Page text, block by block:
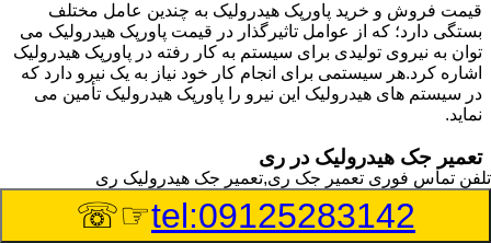
قیمت فروش و خرید پاورپک هیدرولیک به چندین عامل مختلف
بستگی دارد؛ که از عوامل تاثیرگذار در قیمت پاورپک هیدرولیک می
توان به نیروی تولیدی برای سیستم به کار رفته در پاورپک هیدرولیک
اشاره کرد.هر سیستمی برای انجام کار خود نیاز به یک نیرو دارد که
در سیستم های هیدرولیک این نیرو را پاورپک هیدرولیک تأمین می
نماید.
تعمیر جک هیدرولیک در ری
وسیله‎ای که با عملکرد خود موجب بلند شدن اهرم و یا وزن سنگین
در یک قسمت می گردد را جک هیدرولیک می نامند.جک هیدرولیک
تلفن تماس فوری تعمیر جک ری,تعمیر جک هیدرولیک ری
tel:09125283142
☞☏